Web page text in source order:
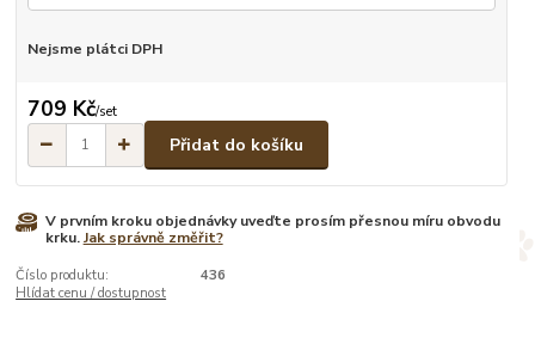
Nejsme plátci DPH
709 Kč/set
Přidat do košíku
V prvním kroku objednávky uveďte prosím přesnou míru obvodu
krku.Jak správně změřit?
Číslo produktu:
436
Hlídat cenu / dostupnost